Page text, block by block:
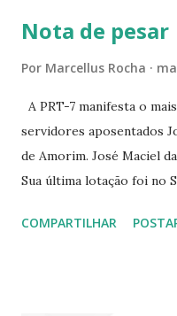
☆CINE VIP CLUBE RUA
Nota de pesar
Por Marcellus Rocha
A PRT-7 manifesta o
servidores aposentados
de Amorim. José Maciel
Sua última lotação foi no
Siqueira Amorim faleceu
COMPARTILHAR